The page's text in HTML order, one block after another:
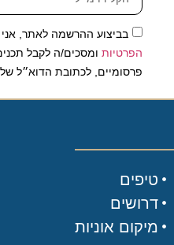
בביצוע ההרשמה לאתר, אני
הפרטיותומסכים/ה לקבל תכנים
פרסומיים, לכתובת הדוא״ל שלי.
טיפים
דרושים
מיקום אוניות